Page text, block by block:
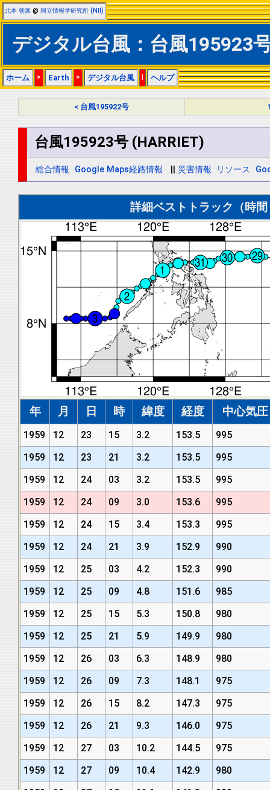
北本 朝展 @ 国立情報学研究所 (NII)
デジタル台風：台風195923
ホーム > Earth > デジタル台風 | ヘルプ
< 台風195922号
台風195923号 (HARRIET)
総合情報 Google Maps経路情報 災害情報 リソース
詳細ベストトラック（時
年 月 日 時 緯度 経度 中心気
1959 12 23 15 3.2 153.5
995
1959
12 23 21 3.2 153.5
995
1959
12 24 03 3.2 153.5
995
1959
12 24 09 3.0 153.6
995
1959
12 24 15 3.4 153.3
995
1959
12 24 21 3.9 152.9
990
1959
12 25 03 4.2 152.3
990
1959
12 25 09 4.8 151.6
985
1959
12 25 15 5.3 150.8
980
1959
12 25 21 5.9 149.9
980
1959
12 26 03 6.3 148.9
980
1959
12 26 09 7.3 148.1
975
1959
12 26 15 8.2 147.3
975
1959
12 26 21 9.3 146.0
975
1959
12 27 03 10.2 144.5
975
1959
12 27 09 10.4 142.9
980